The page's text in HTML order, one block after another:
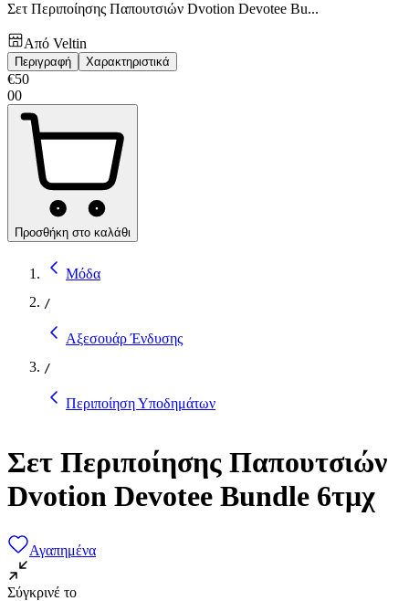
Σετ Περιποίησης Παπουτσιών Dvotion Devotee Bu...
Από Veltin
Περιγραφή Χαρακτηριστικά
€50
00
Προσθήκη στο καλάθι
Μόδα
/
Αξεσουάρ Ένδυσης
/
Περιποίηση Υποδημάτων
Σετ Περιποίησης Παπουτσιών
Dvotion Devotee Bundle 6τμχ
Αγαπημένα
Σύγκρινέ το